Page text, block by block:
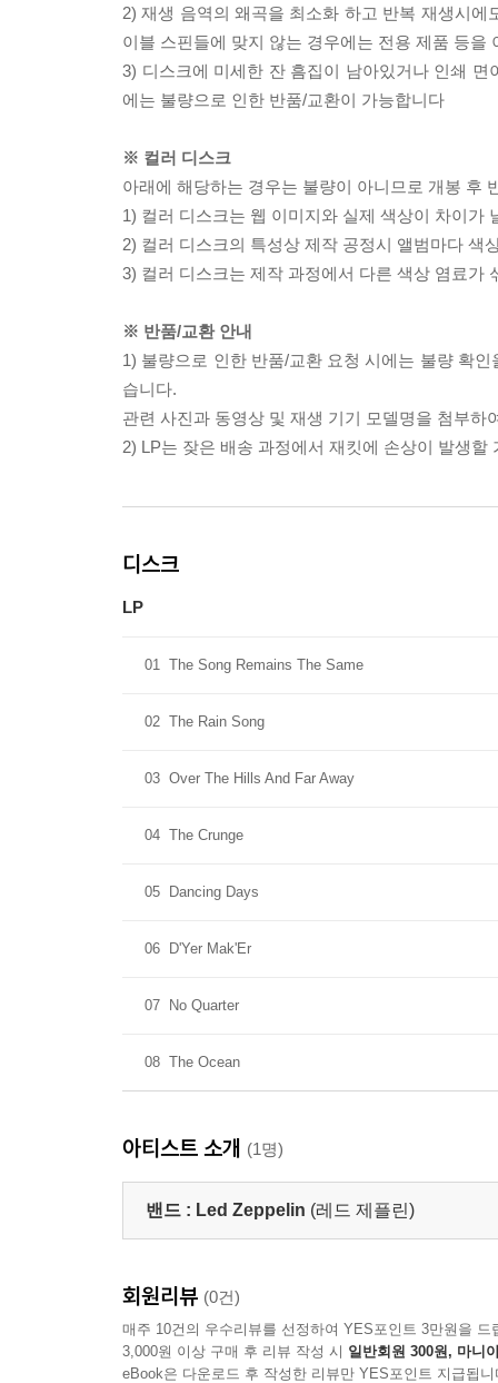
2) 재생 음역의 왜곡을 최소화 하고 반복 재생시
이블 스핀들에 맞지 않는 경우에는 전용 제품 등
3) 디스크에 미세한 잔 흠집이 남아있거나 인쇄
에는 불량으로 인한 반품/교환이 가능합니다
※ 컬러 디스크
아래에 해당하는 경우는 불량이 아니므로 개봉 후
1) 컬러 디스크는 웹 이미지와 실제 색상이 차이가
2) 컬러 디스크의 특성상 제작 공정시 앨범마다 색
3) 컬러 디스크는 제작 과정에서 다른 색상 염료가
※ 반품/교환 안내
1) 불량으로 인한 반품/교환 요청 시에는 불량 확
습니다.
관련 사진과 동영상 및 재생 기기 모델명을 첨부하
2) LP는 잦은 배송 과정에서 재킷에 손상이 발생
디스크
LP
01 The Song Remains The Same
02 The Rain Song
03 Over The Hills And Far Away
04 The Crunge
05 Dancing Days
06 D'Yer Mak'Er
07 No Quarter
08 The Ocean
아티스트 소개 (1명)
밴드 : Led Zeppelin (레드 제플린)
회원리뷰 (0건)
매주 10건의 우수리뷰를 선정하여 YES포인트 3만원을 드
3,000원 이상 구매 후 리뷰 작성 시 일반회원 300원, 마니
eBook은 다운로드 후 작성한 리뷰만 YES포인트 지급됩니